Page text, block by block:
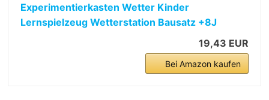
Experimentierkasten Wetter Kinder
Lernspielzeug Wetterstation Bausatz +8J
19,43 EUR
Bei Amazon kaufen